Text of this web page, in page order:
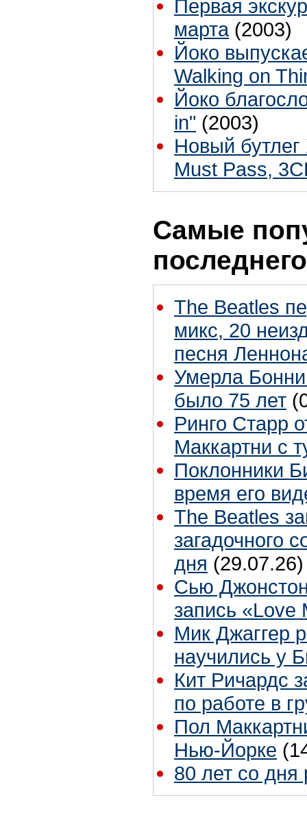
Первая
марта (2003)
Йоко
Walking on
Йоко
in" (2003)
Новый
Must Pass,
Самые
The Beatles
микс, 20
песня
Умерла
было 75 лет
Ринго Старр
Маккартни с
Поклонники
время его
The Beatles
загадочного
дня (29.07.26)
Сью
запись «Love
Мик Джаггер
научились у
Кит Ричардс
по работе в
Пол
Нью-Йорке
80 лет со